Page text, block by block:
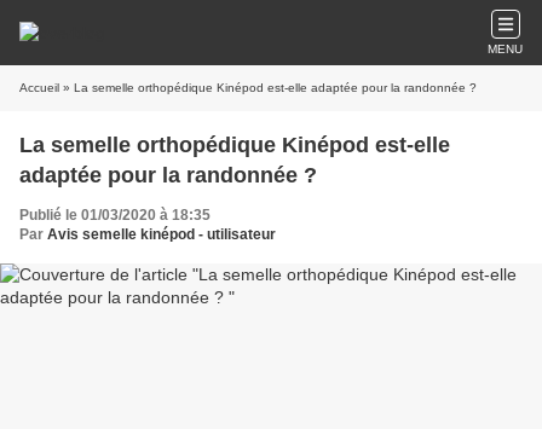
MENU
Accueil » La semelle orthopédique Kinépod est-elle adaptée pour la randonnée ?
La semelle orthopédique Kinépod est-elle
adaptée pour la randonnée ?
Publié le 01/03/2020 à 18:35
Par Avis semelle kinépod - utilisateur